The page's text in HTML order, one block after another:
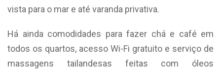
vista para o mar e até varanda privativa.
Há ainda comodidades para fazer chá e café em
todos os quartos, acesso Wi-Fi gratuito e serviço de
massagens tailandesas feitas com óleos